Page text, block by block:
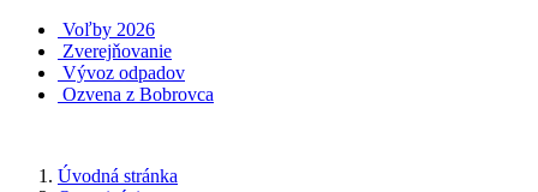
Voľby 2026
Zverejňovanie
Vývoz odpadov
Ozvena z Bobrovca
Úvodná stránka